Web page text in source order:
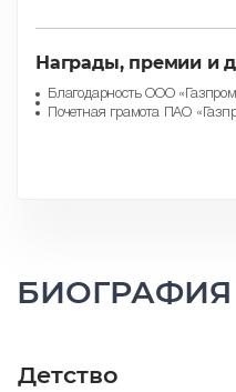
Награды, премии и
Благодарность ООО
Почетная грамота ПАО
БИОГРАФИЯ
Детство